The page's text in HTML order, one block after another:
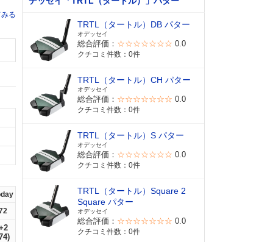
る
TRTL（タートル）DB パター
オデッセイ
総合評価： ☆☆☆☆☆☆☆ 0.0
クチコミ件数：0件
TRTL（タートル）CH パター
オデッセイ
総合評価： ☆☆☆☆☆☆☆ 0.0
クチコミ件数：0件
TRTL（タートル）S パター
オデッセイ
総合評価： ☆☆☆☆☆☆☆ 0.0
クチコミ件数：0件
TRTL（タートル）Square 2
Square パター
オデッセイ
総合評価： ☆☆☆☆☆☆☆ 0.0
クチコミ件数：0件